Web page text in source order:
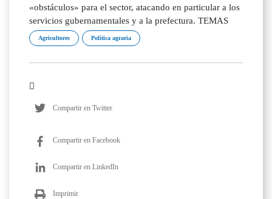
«obstáculos» para el sector, atacando en particular a los
servicios gubernamentales y a la prefectura. TEMAS
Agricultores Política agraria
Compartir en Twitter
Compartir en Facebook
Compartir en LinkedIn
Imprimir